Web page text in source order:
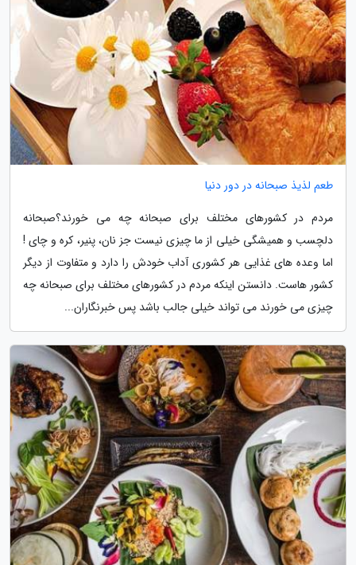
طعم لذیذ صبحانه در دور دنیا
مردم در کشورهای مختلف برای صبحانه چه می خورند؟صبحانه
دلچسب و همیشگی خیلی از ما چیزی نیست جز نان، پنیر، کره و چای !
اما وعده های غذایی هر کشوری آداب خودش را دارد و متفاوت از دیگر
کشور هاست. دانستن اینکه مردم در کشورهای مختلف برای صبحانه چه
چیزی می خورند می تواند خیلی جالب باشد پس خبرنگاران...